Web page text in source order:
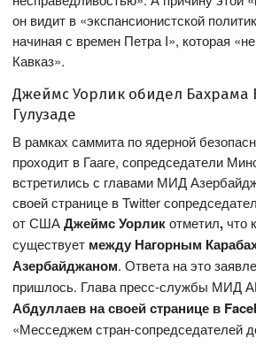
он видит в «экспансионистской
начиная с времен Петра I», которая
Кавказ».
Джеймс Уорлик обидел Бахрама
Гулузаде
В рамках саммита по ядерной
проходит в Гааге, сопредседатели
встретились с главами МИД
своей странице в Twitter
от СШАДжеймс Уорликотметил,что
существует между Нагорным
Азербайджаном. Ответа на это
пришлось. Глава пресс-службы МИД
Абдуллаев на своей странице в
«Месседжем стран-сопредседателей